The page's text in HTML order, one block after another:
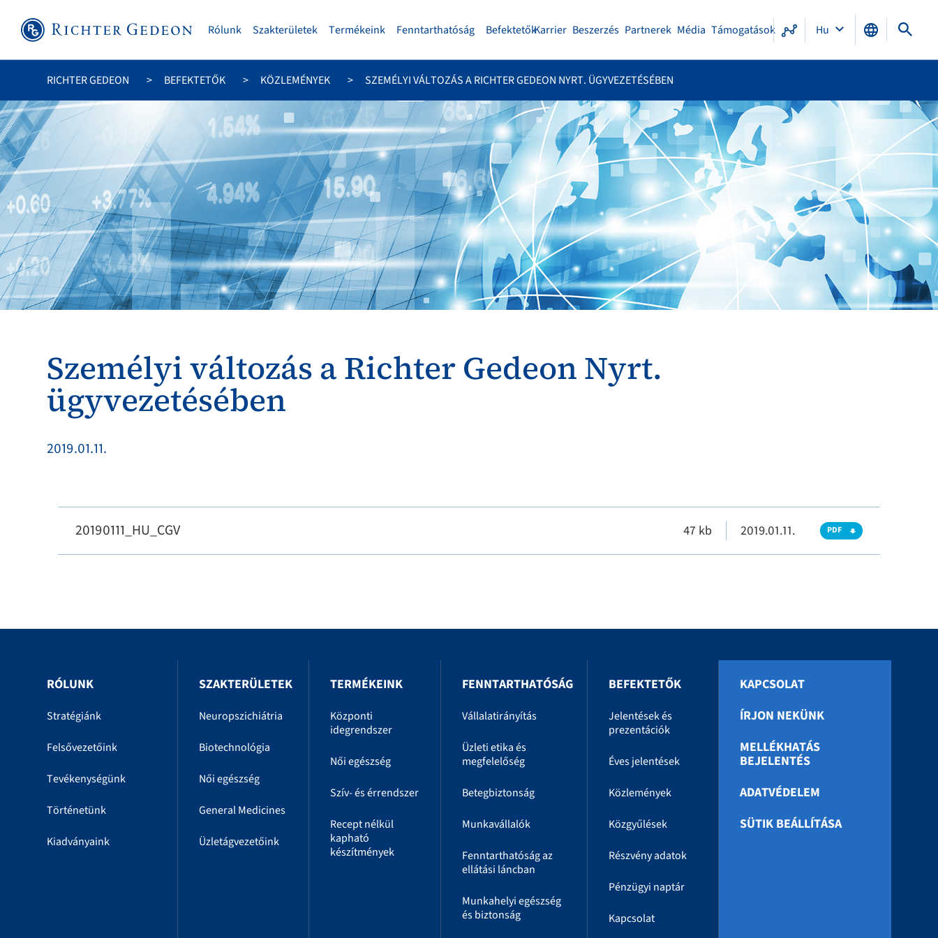
Rólunk Szakterületek Termékeink Fenntarthatóság BefektetőkKarrier Beszerzés Partnerek Média Támogatások Hu
RICHTER GEDEON BEFEKTETŐK KÖZLEMÉNYEK SZEMÉLYI VÁLTOZÁS A RICHTER GEDEON NYRT. ÜGYVEZETÉSÉBEN
Személyi változás a Richter Gedeon Nyrt.
ügyvezetésében
2019.01.11.
20190111_HU_CGV 47 kb 2019.01.11. PDF
RÓLUNK
Stratégiánk
Felsővezetőink
Tevékenységünk
Történetünk
Kiadványaink
SZAKTERÜLETEK
Neuropszichiátria
Biotechnológia
Női egészség
General Medicines
Üzletágvezetőink
TERMÉKEINK
Központi
idegrendszer
Női egészség
Szív- és érrendszer
Recept nélkül
kapható
készítmények
FENNTARTHATÓSÁG
Vállalatirányítás
Üzleti etika és
megfelelőség
Betegbiztonság
Munkavállalók
Fenntarthatóság az
ellátási láncban
Munkahelyi egészség
és biztonság
BEFEKTETŐK
Jelentések és
prezentációk
Éves jelentések
Közlemények
Közgyűlések
Részvény adatok
Pénzügyi naptár
Kapcsolat
KAPCSOLAT
ÍRJON NEKÜNK
MELLÉKHATÁS
BEJELENTÉS
ADATVÉDELEM
SÜTIK BEÁLLÍTÁSA